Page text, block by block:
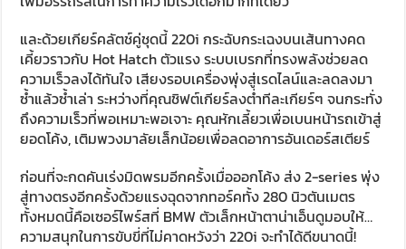
และด้วยเกียร์คลัตช์คู่ชุดนี้ 220i กระฉับกระเฉงบนเส้นทางคด
เคี้ยวราวกับ Hot Hatch ตัวแรง ระบบเบรกที่ทรงพลังช่วยลด
ความเร็วลงได้ทันใจ เสียงรอบเครื่องพุ่งสู่เรดไลน์และลดลงมา
ซ้ำแล้วซ้ำเล่า ระหว่างที่คุณชิฟต์เกียร์ลงต่ำทีละเกียร์ๆ จนกระทั่ง
ถึงความเร็วที่พอเหมาะพอเจาะ คุณหักเลี้ยวเพื่อเบนหน้ารถเข้าสู่
ยอดโค้ง, เติมพวงมาลัยเล็กน้อยเพื่อลดอาการอันเดอร์สเตียร์
ก่อนที่จะกดคันเร่งมิดพรมอีกครั้งเมื่อออกโค้ง ส่ง 2-series พุ่ง
สู่ทางตรงอีกครั้งด้วยแรงฉุดจากทอร์คทั้ง 280 นิวตันเมตร
ทั้งหมดนี้คือเซอร์ไพร์สที่ BMW ตัวเล็กหน้าตาน่าเอ็นดูมอบให้…
ความสนุกในการขับขี่ที่ไม่คาดหวังว่า 220i จะทำได้ดีขนาดนี้!